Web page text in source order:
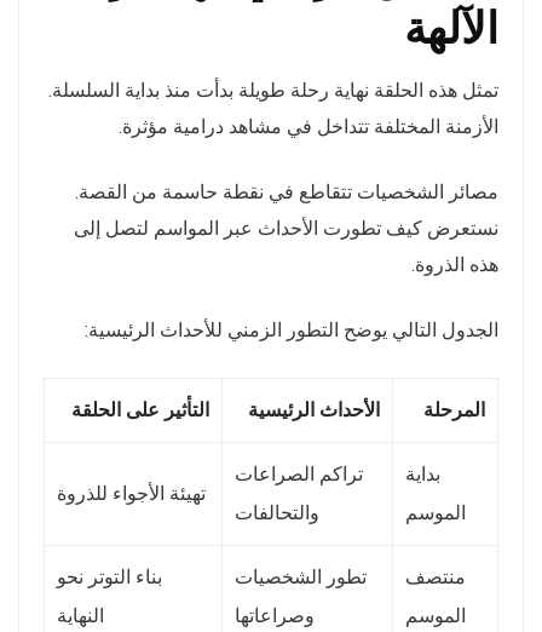
الآلهة
تمثل هذه الحلقة نهاية رحلة طويلة بدأت منذ بداية السلسلة.
الأزمنة المختلفة تتداخل في مشاهد درامية مؤثرة.
مصائر الشخصيات تتقاطع في نقطة حاسمة من القصة.
نستعرض كيف تطورت الأحداث عبر المواسم لتصل إلى
هذه الذروة.
الجدول التالي يوضح التطور الزمني للأحداث الرئيسية:
المرحلة الأحداث الرئيسية التأثير على الحلقة
بداية
الموسم
تراكم الصراعات
والتحالفات
تهيئة الأجواء للذروة
منتصف
الموسم
تطور الشخصيات
وصراعاتها
بناء التوتر نحو
النهاية